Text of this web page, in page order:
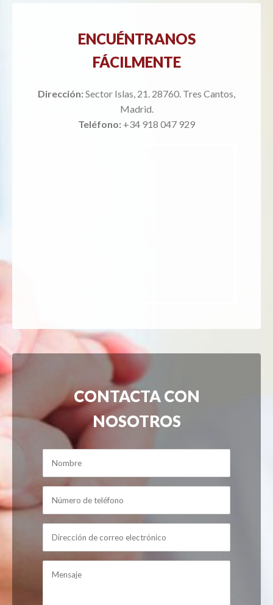
ENCUÉNTRANOS
FÁCILMENTE
Dirección:Sector Islas, 21. 28760. Tres Cantos,
Madrid.
Teléfono: +34 918 047 929
CONTACTA CON
NOSOTROS